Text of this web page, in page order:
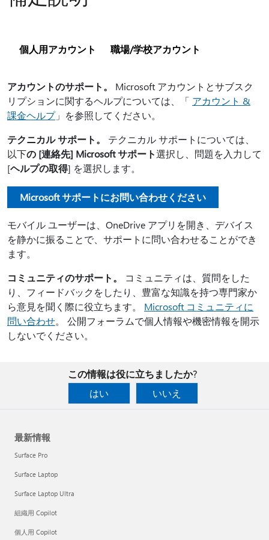
個人用アカウント 職場/学校アカウント
アカウントのサポート。
Microsoft アカウントとサブスク
リプションに関するヘルプについては、「 アカウント &
課金ヘルプ」を参照してください。
テクニカル サポート。
テクニカル サポートについては、
以下の [連絡先] Microsoft サポート選択し、問題を入力して
[ヘルプの取得] を選択します。
Microsoft サポートにお問い合わせください
モバイル ユーザーは、OneDrive アプリを開き、デバイス
を静かに振ることで、サポートに問い合わせることができ
ます。
コミュニティのサポート。
コミュニティは、質問をした
り、フィードバックをしたり、豊富な知識を持つ専門家か
ら意見を聞く際に役立ちます。 Microsoft コミュニティに
問い合わせ。 公開フォーラムで個人情報や機密情報を開示
しないでください。
この情報は役に立ちましたか?
はい
いいえ
最新情報
Surface Pro
Surface Laptop
Surface Laptop Ultra
組織用 Copilot
個人用 Copilot